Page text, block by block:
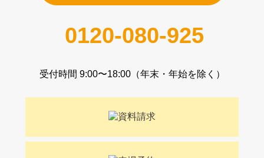
0120-080-925
受付時間 9:00〜18:00（年末・年始を除く）